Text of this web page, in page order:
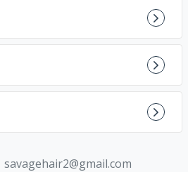
savagehair2@gmail.com